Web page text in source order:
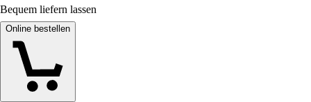
Bequem liefern lassen
Online bestellen